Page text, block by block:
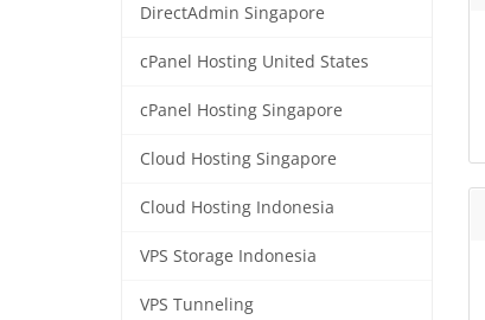
DirectAdmin Singapore
cPanel Hosting United States
cPanel Hosting Singapore
Cloud Hosting Singapore
Cloud Hosting Indonesia
VPS Storage Indonesia
VPS Tunneling